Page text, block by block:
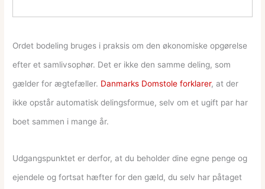
Ordet bodeling bruges i praksis om den økonomiske opgørelse
efter et samlivsophør. Det er ikke den samme deling, som
gælder for ægtefæller. Danmarks Domstole forklarer, at der
ikke opstår automatisk delingsformue, selv om et ugift par har
boet sammen i mange år.
Udgangspunktet er derfor, at du beholder dine egne penge og
ejendele og fortsat hæfter for den gæld, du selv har påtaget